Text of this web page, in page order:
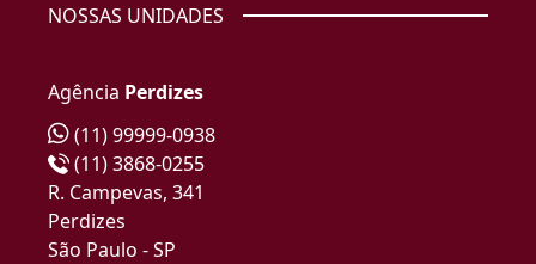
NOSSAS UNIDADES
Agência Perdizes
(11) 99999-0938
(11) 3868-0255
R. Campevas, 341
Perdizes
São Paulo - SP